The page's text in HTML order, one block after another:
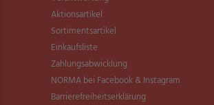
Aktionsartikel
Sortimentsartikel
Einkaufsliste
Zahlungsabwicklung
NORMA bei Facebook & Instagram
Barrierefreiheitserklärung